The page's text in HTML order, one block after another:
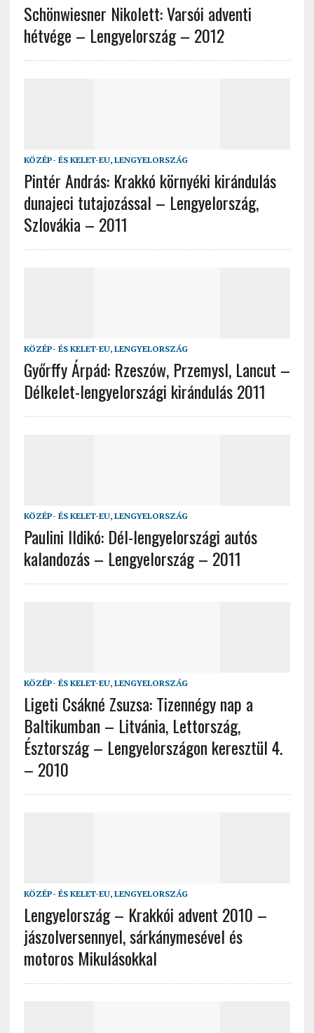
Schönwiesner Nikolett: Varsói adventi
hétvége – Lengyelország – 2012
KÖZÉP- ÉS KELET-EU, LENGYELORSZÁG
Pintér András: Krakkó környéki kirándulás
dunajeci tutajozással – Lengyelország,
Szlovákia – 2011
KÖZÉP- ÉS KELET-EU, LENGYELORSZÁG
Győrffy Árpád: Rzeszów, Przemysl, Lancut –
Délkelet-lengyelországi kirándulás 2011
KÖZÉP- ÉS KELET-EU, LENGYELORSZÁG
Paulini Ildikó: Dél-lengyelországi autós
kalandozás – Lengyelország – 2011
KÖZÉP- ÉS KELET-EU, LENGYELORSZÁG
Ligeti Csákné Zsuzsa: Tizennégy nap a
Baltikumban – Litvánia, Lettország,
Észtország – Lengyelországon keresztül 4.
– 2010
KÖZÉP- ÉS KELET-EU, LENGYELORSZÁG
Lengyelország – Krakkói advent 2010 –
jászolversennyel, sárkánymesével és
motoros Mikulásokkal